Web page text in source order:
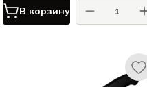
В корзину